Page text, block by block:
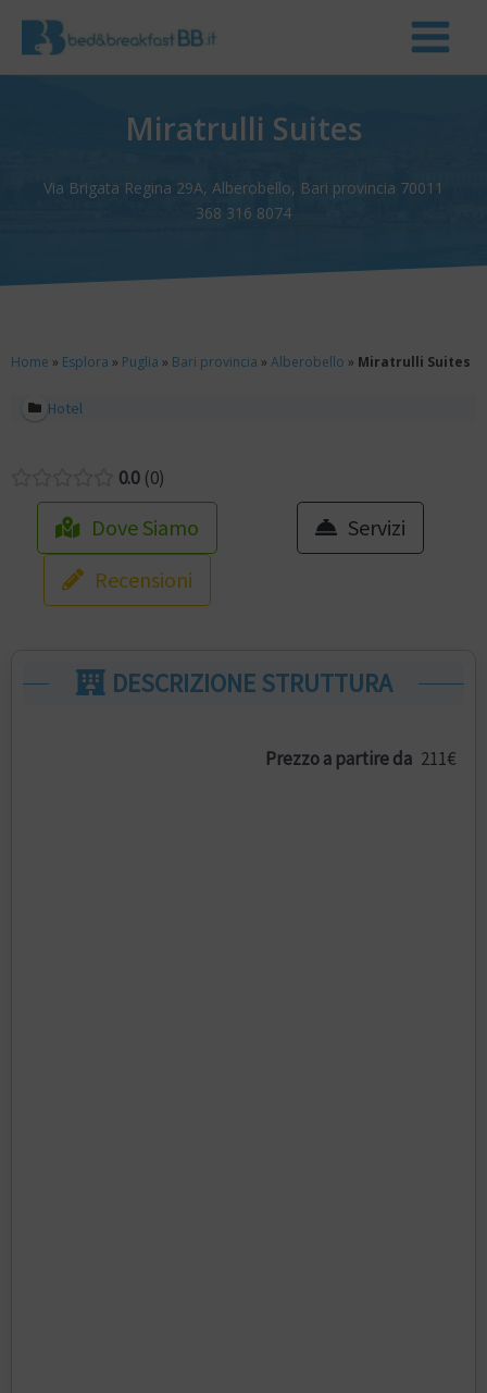
Miratrulli Suites
Via Brigata Regina 29A, Alberobello, Bari provincia 70011
368 316 8074
Home » Esplora » Puglia » Bari provincia » Alberobello » Miratrulli Suites
Hotel
0.0 0
Dove Siamo
Servizi
Recensioni
DESCRIZIONE STRUTTURA
Prezzo a partire da 211€